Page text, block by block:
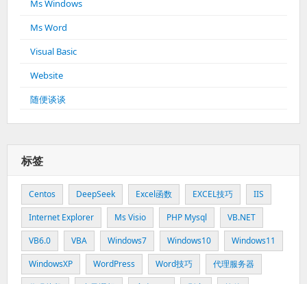
Ms Windows
Ms Word
Visual Basic
Website
随便谈谈
标签
Centos DeepSeek Excel函数 EXCEL技巧
IIS
Internet Explorer
Ms Visio PHP Mysql
VB.NET
VB6.0
VBA Windows7 Windows10
Windows11
WindowsXP
WordPress Word技巧
代理服务器